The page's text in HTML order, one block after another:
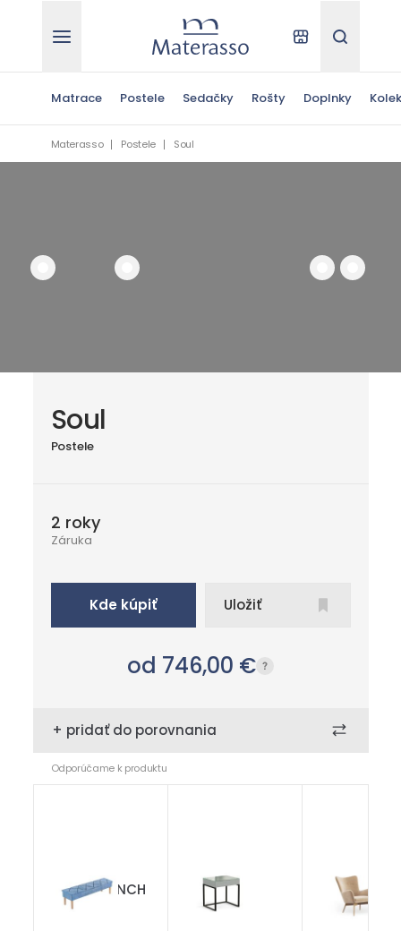
Materasso Kde kúpiťHľadať
Matrace Postele Sedačky Rošty Doplnky
Materasso Postele Soul
Soul
Postele
Záruka
2 roky
Kde kúpiť Uložiť
od 746,00 €
+ pridať do porovnania
Odporúčame k produktu
Lavica BENCH Industry Breeze